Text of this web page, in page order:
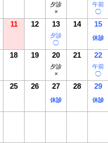
夕診
×
午前
◯
11 12 13
夕診
◯
14 15
休診
18 19 20
夕診
×
21 22
午前
◯
25 26 27
休診
28 29
休診